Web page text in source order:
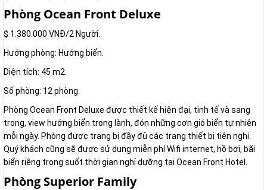
Phòng Ocean Front Deluxe
$ 1.380.000 VNĐ/2 Người.
Hướng phòng: Hướng biển.
Diện tích: 45 m2.
Số phòng: 12 phòng.
Phòng Ocean Front Deluxe được thiết kế hiện đại, tinh tế và sang
trọng, view hướng biển trong lành, đón những cơn gió biển tự nhiên
mỗi ngày. Phòng được trang bị đầy đủ các trang thiết bị tiên nghi.
Quý khách cũng sẽ được sử dụng miễn phí Wifi internet, hồ bơi, bãi
biển riêng trong suốt thời gian nghỉ dưỡng tại Ocean Front Hotel.
Phòng Superior Family